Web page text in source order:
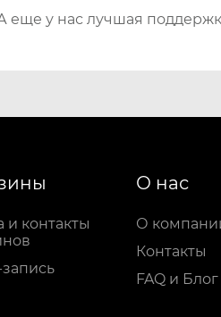
еще у нас лучшая
и контакты
О нас
О
Контакты
FAQ и Блог